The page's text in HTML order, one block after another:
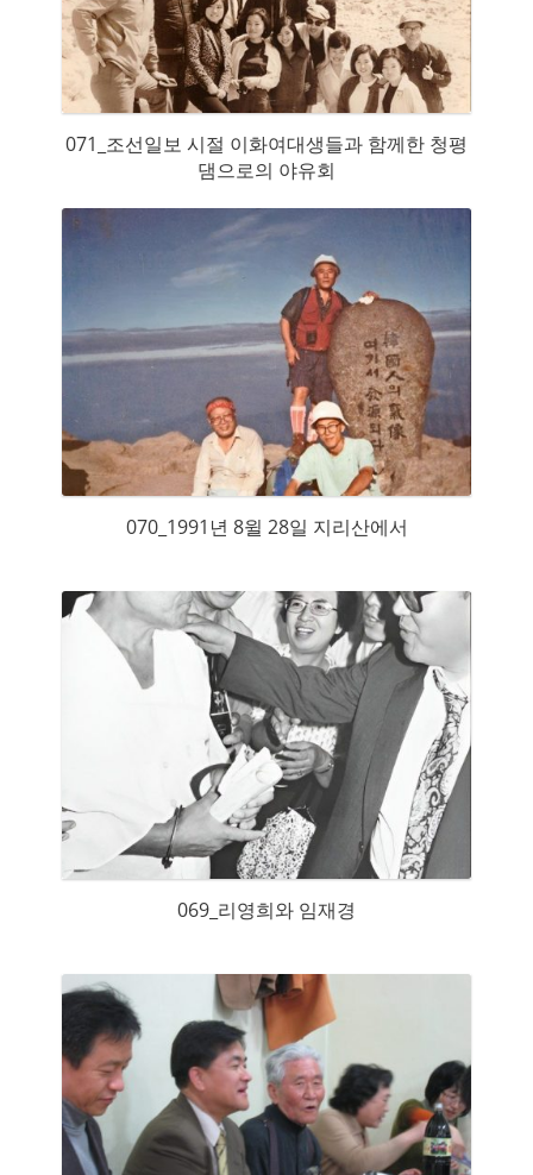
071_조선일보 시절 이화여대생들과 함께한 청평
댐으로의 야유회
070_1991년 8윌 28일 지리산에서
069_리영희와 임재경